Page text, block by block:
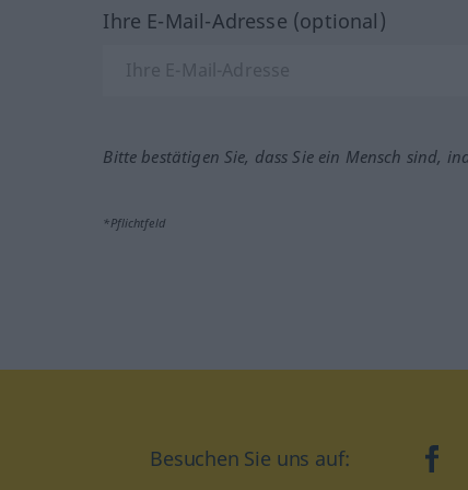
Ihre E-Mail-Adresse (optional)
Bitte bestätigen Sie, dass Sie ein Mensch sind,
*Pflichtfeld
Besuchen Sie uns auf: